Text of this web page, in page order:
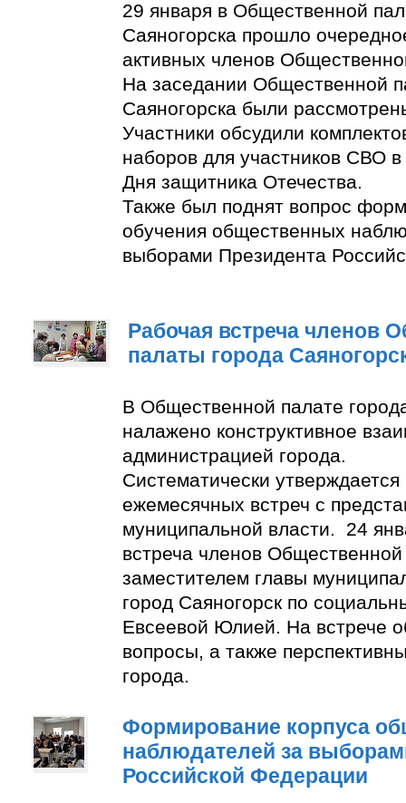
29 января в Общественной
Саяногорска прошло
активных членов
На заседании Общественной
Саяногорска были
Участники обсудили
наборов для участников СВО в
Дня защитника Отечества.
Также был поднят вопрос
обучения общественных
выборами Президента
Рабочая встреча членов
палаты города
В Общественной палате
налажено конструктивное
администрацией города.
Систематически утверждается
ежемесячных встреч с
муниципальной власти. 24
встреча членов
заместителем главы
город Саяногорск по
Евсеевой Юлией. На встрече
вопросы, а также
города.
Формирование корпуса
наблюдателей за
Российской Федерации